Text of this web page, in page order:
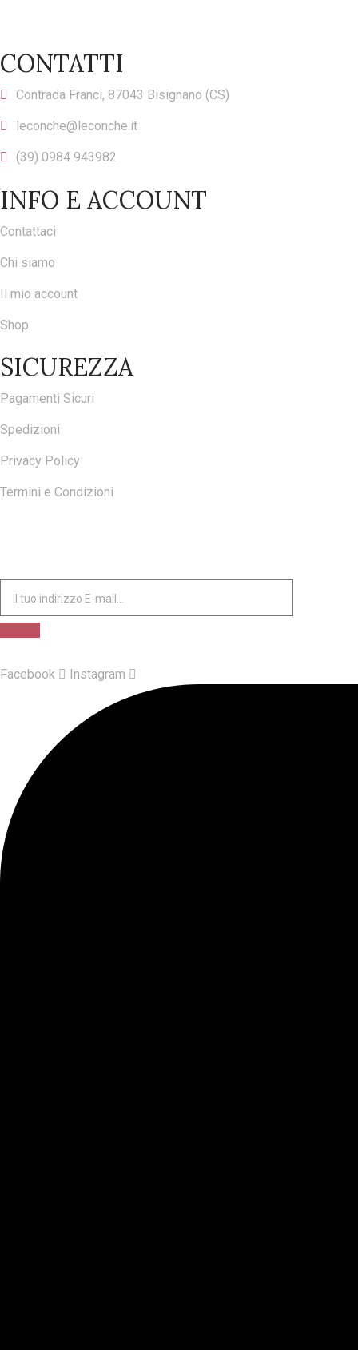
CONTATTI
Contrada Franci, 87043 Bisignano (CS)
leconche@leconche.it
(39) 0984 943982
INFO E ACCOUNT
Contattaci
Chi siamo
Il mio account
Shop
SICUREZZA
Pagamenti Sicuri
Spedizioni
Privacy Policy
Termini e Condizioni
Facebook Instagram